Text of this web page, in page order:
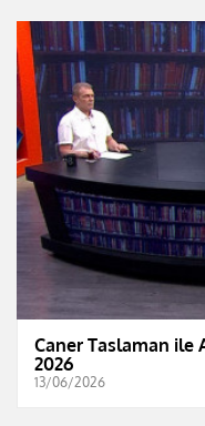
Caner Taslaman ile
2026
13/06/2026